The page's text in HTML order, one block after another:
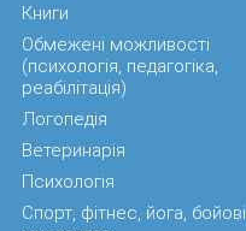
Книги
Обмежені можливості
(психологія, педагогіка,
реабілітація)
Логопедія
Ветеринарія
Психологія
Спорт, фітнес, йога, бойові